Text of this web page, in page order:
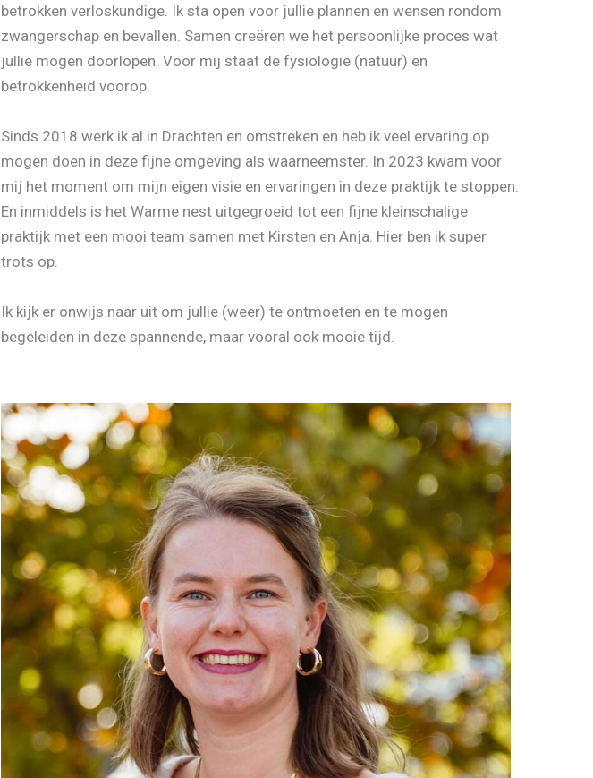
betrokken verloskundige. Ik sta open voor jullie plannen en wensen rondom
zwangerschap en bevallen. Samen creëren we het persoonlijke proces wat
jullie mogen doorlopen. Voor mij staat de fysiologie (natuur) en
betrokkenheid voorop.
Sinds 2018 werk ik al in Drachten en omstreken en heb ik veel ervaring op
mogen doen in deze fijne omgeving als waarneemster. In 2023 kwam voor
mij het moment om mijn eigen visie en ervaringen in deze praktijk te stoppen.
En inmiddels is het Warme nest uitgegroeid tot een fijne kleinschalige
praktijk met een mooi team samen met Kirsten en Anja. Hier ben ik super
trots op.
Ik kijk er onwijs naar uit om jullie (weer) te ontmoeten en te mogen
begeleiden in deze spannende, maar vooral ook mooie tijd.